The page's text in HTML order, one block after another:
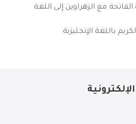
مع الزهراوين إلى اللغة
باللغة الإنجليزية